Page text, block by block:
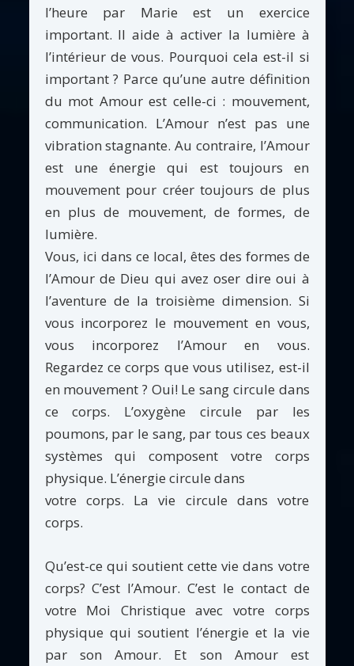
l’heure par Marie est un exercice
important. Il aide à activer la lumière à
l’intérieur de vous. Pourquoi cela est-il si
important ? Parce qu’une autre définition
du mot Amour est celle-ci : mouvement,
communication. L’Amour n’est pas une
vibration stagnante. Au contraire, l’Amour
est une énergie qui est toujours en
mouvement pour créer toujours de plus
en plus de mouvement, de formes, de
lumière.
Vous, ici dans ce local, êtes des formes de
l’Amour de Dieu qui avez oser dire oui à
l’aventure de la troisième dimension. Si
vous incorporez le mouvement en vous,
vous incorporez l’Amour en vous.
Regardez ce corps que vous utilisez, est-il
en mouvement ? Oui! Le sang circule dans
ce corps. L’oxygène circule par les
poumons, par le sang, par tous ces beaux
systèmes qui composent votre corps
physique. L’énergie circule dans
votre corps. La vie circule dans votre
corps.
Qu’est-ce qui soutient cette vie dans votre
corps? C’est l’Amour. C’est le contact de
votre Moi Christique avec votre corps
physique qui soutient l’énergie et la vie
par son Amour. Et son Amour est